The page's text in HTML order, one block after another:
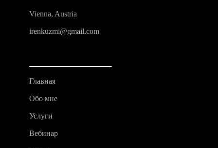
Vienna, Austria
irenkuzmi@gmail.com
Главная
Обо мне
Услуги
Вебинар